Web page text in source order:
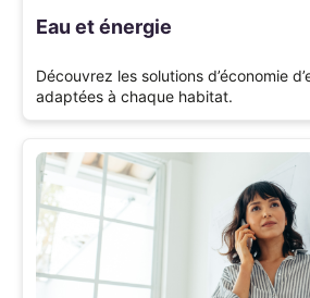
Eau et énergie
Découvrez les solutions d’économie
adaptées à chaque habitat.